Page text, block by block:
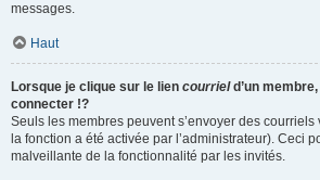
messages.
Haut
Lorsque je clique sur le lien courrield’un
connecter !?
Seuls les membres peuvent s’envoyer des
la fonction a été activée par l’administrateur). Ceci
malveillante de la fonctionnalité par les invités.